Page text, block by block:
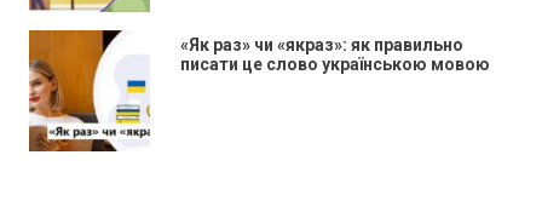
«Як раз» чи «якраз»: як правильно
писати це слово українською мовою